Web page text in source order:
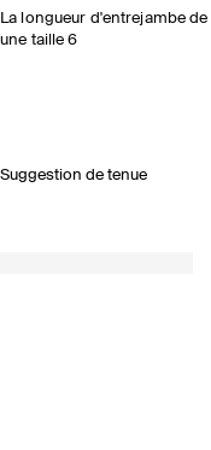
La longueur d'entrejambe
une taille 6
Suggestion de tenue